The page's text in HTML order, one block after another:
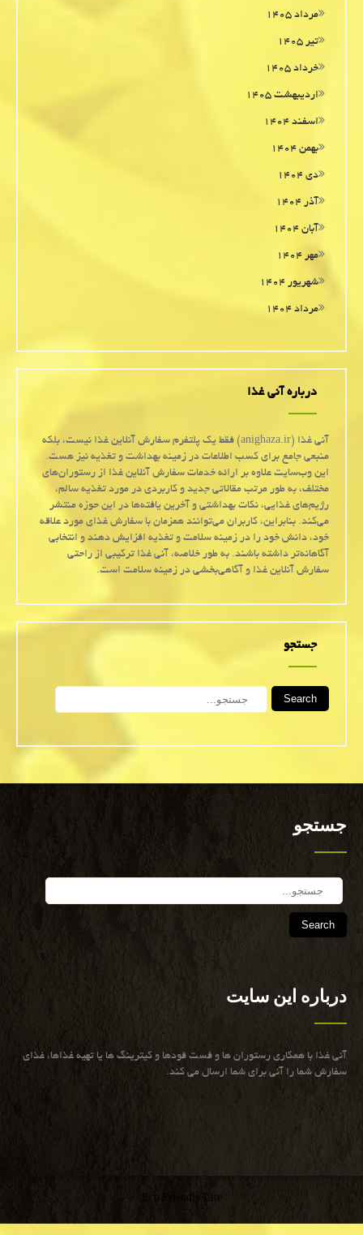
مرداد ۱۴۰۵
تیر ۱۴۰۵
خرداد ۱۴۰۵
اردیبهشت ۱۴۰۵
اسفند ۱۴۰۴
بهمن ۱۴۰۴
دی ۱۴۰۴
آذر ۱۴۰۴
آبان ۱۴۰۴
مهر ۱۴۰۴
شهریور ۱۴۰۴
مرداد ۱۴۰۴
درباره آنی غذا
آنی غذا (anighaza.ir) فقط یک پلتفرم سفارش آنلاین غذا نیست، بلکه
منبعی جامع برای کسب اطلاعات در زمینه بهداشت و تغذیه نیز هست.
این وب‌سایت علاوه بر ارائه خدمات سفارش آنلاین غذا از رستوران‌های
مختلف، به طور مرتب مقالاتی جدید و کاربردی در مورد تغذیه سالم،
رژیم‌های غذایی، نکات بهداشتی و آخرین یافته‌ها در این حوزه منتشر
می‌کند. بنابراین، کاربران می‌توانند همزمان با سفارش غذای مورد علاقه
خود، دانش خود را در زمینه سلامت و تغذیه افزایش دهند و انتخابی
آگاهانه‌تر داشته باشند. به طور خلاصه، آنی غذا ترکیبی از راحتی
سفارش آنلاین غذا و آگاهی‌بخشی در زمینه سلامت است.
جستجو
Search
جستجو
درباره این سایت
آنی غذا با همكاری رستوران ها و فست فودها و كیترینگ ها یا تهیه غذاها، غذای
سفارش شما را آنی برای شما ارسال می كند.
Eco Friendly Lite